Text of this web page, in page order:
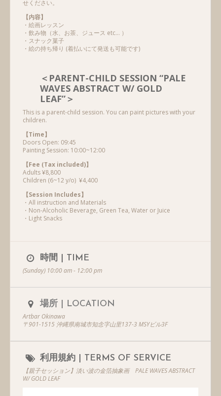
せください。
【内容】
・絵画レッスン
・飲み物（水、お茶、ジュース etc… ）
・スナック菓子
・絵の持ち帰り (着払いにて発送も可能です)
＜PARENT-CHILD SESSION “PALE
WAVES ABSTRACT W/ GOLD
LEAF”＞
This is a parent-child session. You can paint pictures with your
children.
【Time】
Doors Open: 09:45
Painting Session: 10:00~12:00
【Fee (Tax included)】
Adults ¥8,800
Children (6~12 y/o) ¥4,400
【Session Includes】
・All instruction and Materials
・Non-Alcoholic Beverage, Green Tea, Water or Juice
・Light Snacks
時間 | TIME
(Sunday) 10:00 am - 12:00 pm
場所 | LOCATION
Artbar Okinawa
〒901-1515 沖縄県南城市知念字山里137-3 MSYビル3F
利用規約 | TERMS OF SERVICE
【親子セッション】淡い波の金箔抽象画 PALE WAVES ABSTRACT
W/ GOLD LEAF